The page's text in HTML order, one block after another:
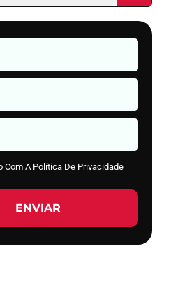
Com A Política De Privacidade
ENVIAR